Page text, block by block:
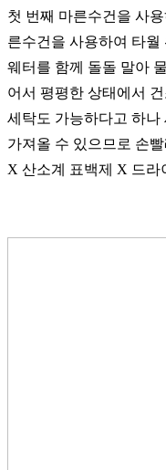
첫 번째 마른수건을 사
른수건을 사용하여 타
웨터를 함께 돌돌 말아
어서 평평한 상태에서
세탁도 가능하다고 하나
가져올 수 있으므로 손
X 산소계 표백제 X 드라